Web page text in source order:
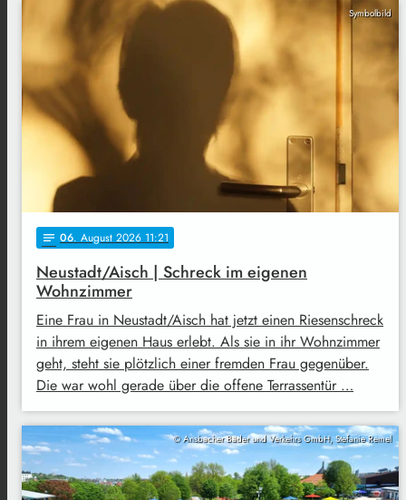
Symbolbild
notes 06. August 2026 11:21
Neustadt/Aisch | Schreck im eigenen
Wohnzimmer
Eine Frau in Neustadt/Aisch hat jetzt einen Riesenschreck
in ihrem eigenen Haus erlebt. Als sie in ihr Wohnzimmer
geht, steht sie plötzlich einer fremden Frau gegenüber.
Die war wohl gerade über die offene Terrassentür …
© Ansbacher Bäder und Verkehrs GmbH, Stefanie Remel